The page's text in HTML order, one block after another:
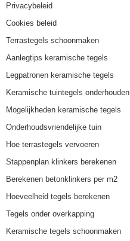
Privacybeleid
Cookies beleid
Terrastegels schoonmaken
Aanlegtips keramische tegels
Legpatronen keramische tegels
Keramische tuintegels onderhouden
Mogelijkheden keramische tegels
Onderhoudsvriendelijke tuin
Hoe terrastegels vervoeren
Stappenplan klinkers berekenen
Berekenen betonklinkers per m2
Hoeveelheid tegels berekenen
Tegels onder overkapping
Keramische tegels schoonmaken